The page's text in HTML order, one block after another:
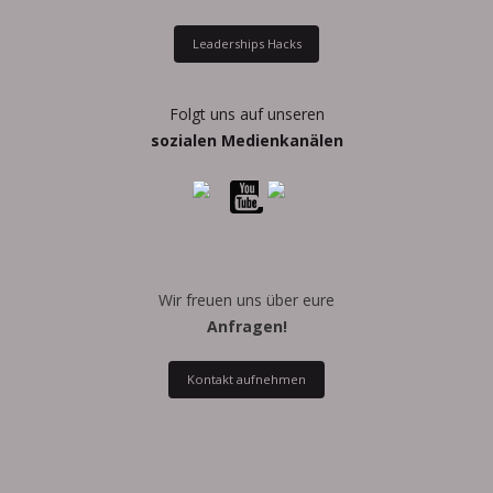
Leaderships Hacks
Folgt uns auf unseren
sozialen Medienkanälen
Wir freuen uns über eure
Anfragen!
Kontakt aufnehmen